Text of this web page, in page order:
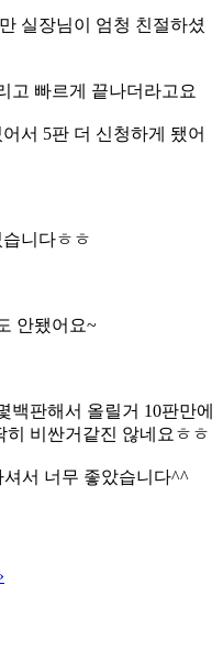
실장님이 엄청 친절하셨
고 빠르게 끝나더라고요
서 5판 더 신청하게 됐어
니다ㅎㅎ
안됐어요~
백판해서 올릴거 10판만에
히 비싼거같진 않네요ㅎㅎ
서 너무 좋았습니다^^